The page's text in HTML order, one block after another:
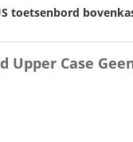
toetsenbord
Upper Case